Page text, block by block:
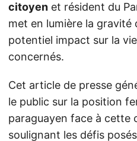
citoyen et résident du
met en lumière la gravité
potentiel impact sur la
concernés.
Cet article de presse
le public sur la position
paraguayen face à cette
soulignant les défis